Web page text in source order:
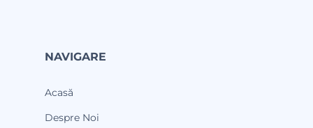
NAVIGARE
Acasă
Despre Noi